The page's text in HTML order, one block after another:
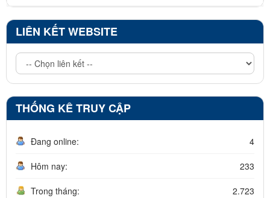
LIÊN KẾT WEBSITE
THỐNG KÊ TRUY CẬP
Đang online: 4
Hôm nay: 233
Trong tháng: 2.723